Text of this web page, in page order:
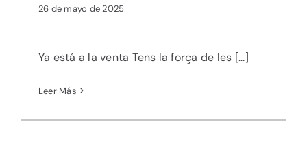
26 de mayo de 2025
Ya está a la venta Tens la força de les [...]
Leer Más